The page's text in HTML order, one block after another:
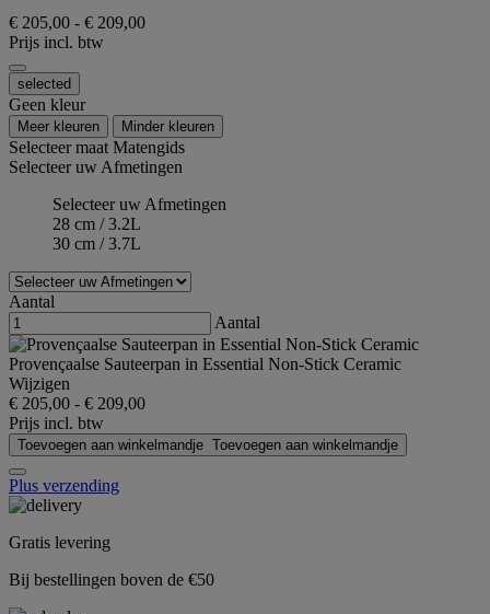
€ 205,00 - € 209,00
Prijs incl. btw
selected
Geen kleur
Meer kleuren Minder kleuren
Selecteer maatMatengids
Selecteer uw Afmetingen
Selecteer uw Afmetingen
28 cm / 3.2L
30 cm / 3.7L
Aantal
Aantal
Provençaalse Sauteerpan in Essential Non-Stick Ceramic
Wijzigen
€ 205,00 - € 209,00
Prijs incl. btw
Toevoegen aan winkelmandje Toevoegen aan winkelmandje
Plus verzending
Gratis levering
Bij bestellingen boven de €50